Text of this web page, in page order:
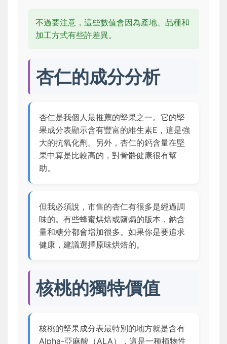
不過要注意，這些數值會因為產地、品種和
加工方式有些許差異。
杏仁的成分分析
杏仁是我個人最推薦的堅果之一。它的堅
果成分表顯示含有豐富的維生素E，這是強
大的抗氧化劑。另外，杏仁的鈣含量在堅
果中算是比較高的，對骨骼健康很有幫
助。
但我必須說，市售的杏仁有很多是經過調
味的。有些蜂蜜烘焙或鹽焗的版本，鈉含
量和糖分都會增加很多。如果你是要追求
健康，建議選擇原味烘焙的。
核桃的獨特價值
核桃的堅果成分表最特別的地方就是含有
Alpha-亞麻酸（ALA），這是一種植物性